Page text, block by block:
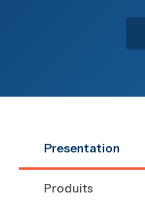
Presentation
Produits